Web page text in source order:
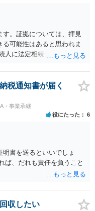
。証拠については、拝見
可能性はあると思われま
人に法定相続分に応じて請
していくか、それが難しい
かと思います。
税通知書が届く
・事業承継
役にたった 6
書を送るといいでしょ
ば、だれも責任を負うこと
収したい